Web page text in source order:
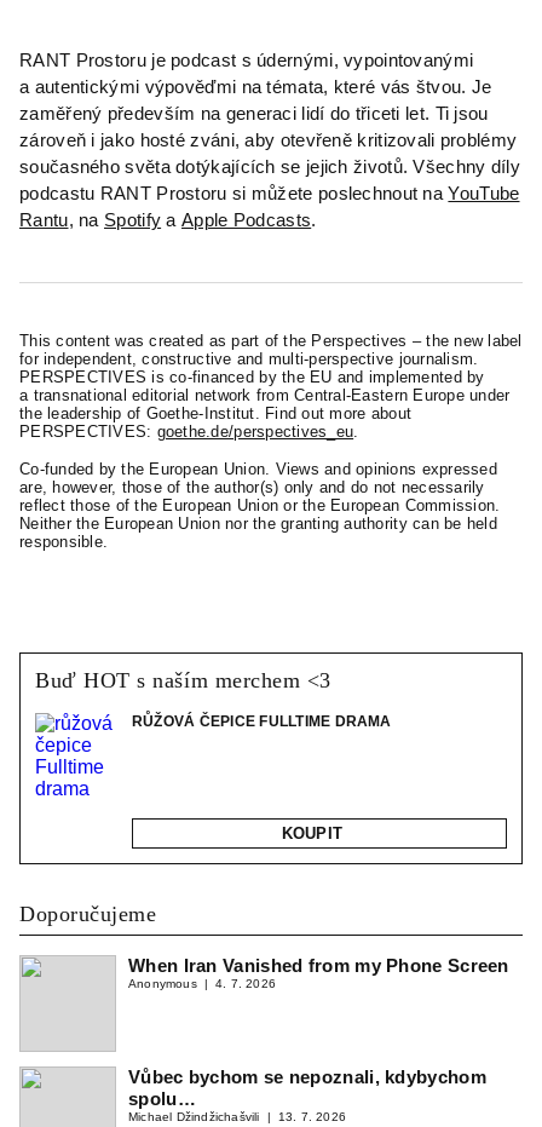
RANT Prostoru je podcast s údernými, vypointovanými
a autentickými výpověďmi na témata, které vás štvou. Je
zaměřený především na generaci lidí do třiceti let. Ti jsou
zároveň i jako hosté zváni, aby otevřeně kritizovali problémy
současného světa dotýkajících se jejich životů. Všechny díly
podcastu RANT Prostoru si můžete poslechnout naYouTube
Rantu, na Spotify aApple Podcasts.
This content was created as part of the Perspectives – the new label
for independent, constructive and multi-perspective journalism.
PERSPECTIVES is co-financed by the EU and implemented by
a transnational editorial network from Central-Eastern Europe under
the leadership of Goethe-Institut. Find out more about
PERSPECTIVES: goethe.de/perspectives_eu.
Co-funded by the European Union. Views and opinions expressed
are, however, those of the author(s) only and do not necessarily
reflect those of the European Union or the European Commission.
Neither the European Union nor the granting authority can be held
responsible.
Buď HOT s naším merchem <3
RŮŽOVÁ ČEPICE FULLTIME DRAMA
KOUPIT
Doporučujeme
When Iran Vanished from my Phone Screen
Anonymous 4. 7. 2026
Vůbec bychom se nepoznali, kdybychom
spolu…
Michael Džindžichašvili 13. 7. 2026